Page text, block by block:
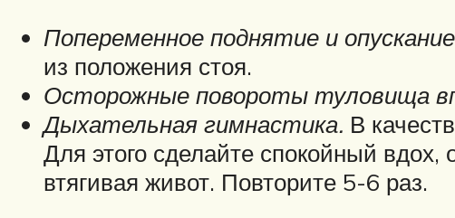
Попеременное поднятие и
из положения стоя.
Осторожные повороты туловища
Дыхательная гимнастика. В
Для этого сделайте спокойный вдох,
втягивая живот. Повторите 5-6 раз.